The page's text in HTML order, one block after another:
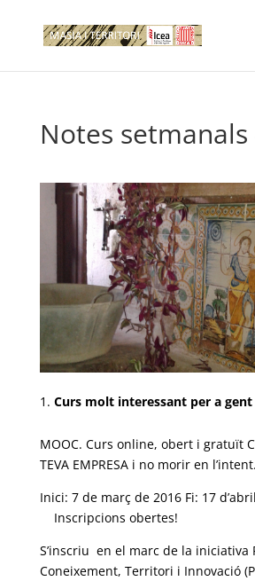
Notes setmanals
Curs molt interessant per a
MOOC. Curs online, obert i gratuït
TEVA EMPRESA i no morir en l’intent.
Inici: 7 de març de 2016 Fi: 17
Inscripcions obertes!
S’inscriu en el marc de la iniciativa
Coneixement, Territori i Innovació